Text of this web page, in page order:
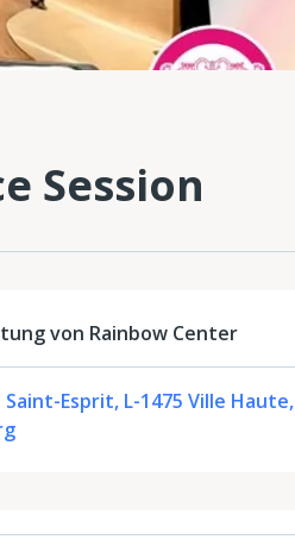
Session
von Rainbow Center
Saint-Esprit, L-1475 Ville Haute,